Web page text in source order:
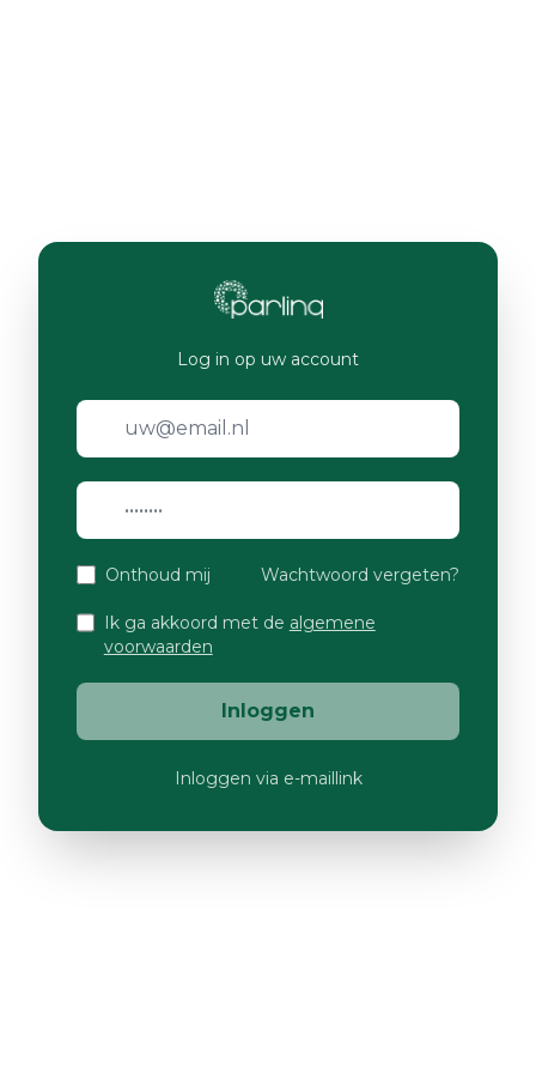
Log in op uw account
Onthoud mij Wachtwoord vergeten?
Ik ga akkoord met de algemene
voorwaarden
Inloggen
Inloggen via e-maillink